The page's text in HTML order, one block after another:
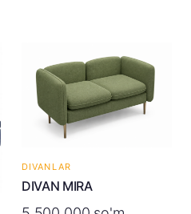
DIVANLAR
DIVAN MIRA